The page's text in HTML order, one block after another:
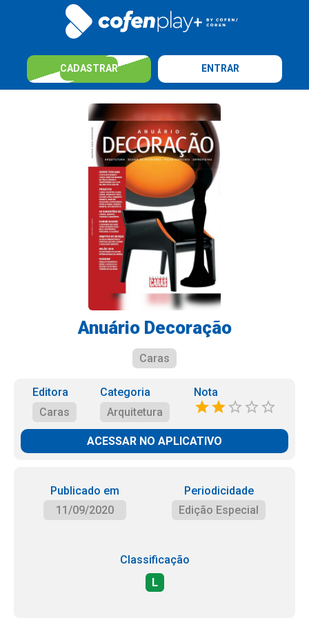
CADASTRAR ENTRAR
Anuário Decoração
Caras
Editora
Caras
Categoria
Arquitetura
Nota
ACESSAR NO APLICATIVO
Publicado em
11/09/2020
Periodicidade
Edição Especial
Classificação
L